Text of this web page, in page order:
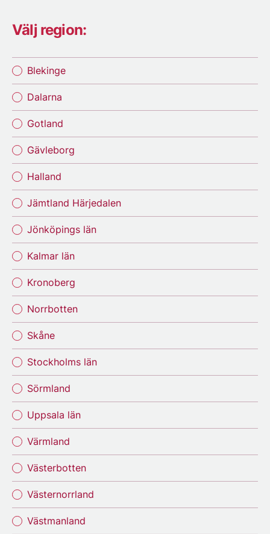
Välj region:
Blekinge
Dalarna
Gotland
Gävleborg
Halland
Jämtland Härjedalen
Jönköpings län
Kalmar län
Kronoberg
Norrbotten
Skåne
Stockholms län
Sörmland
Uppsala län
Värmland
Västerbotten
Västernorrland
Västmanland